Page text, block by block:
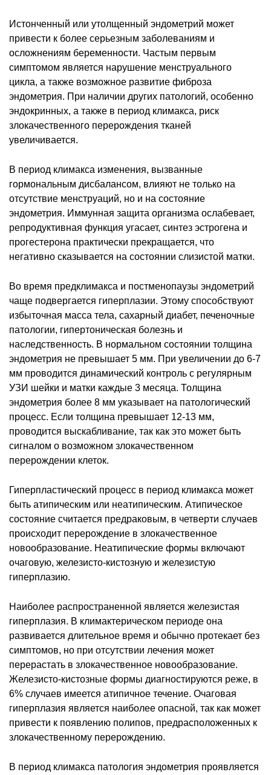
Истонченный или утолщенный эндометрий может
привести к более серьезным заболеваниям и
осложнениям беременности. Частым первым
симптомом является нарушение менструального
цикла, а также возможное развитие фиброза
эндометрия. При наличии других патологий, особенно
эндокринных, а также в период климакса, риск
злокачественного перерождения тканей
увеличивается.
В период климакса изменения, вызванные
гормональным дисбалансом, влияют не только на
отсутствие менструаций, но и на состояние
эндометрия. Иммунная защита организма ослабевает,
репродуктивная функция угасает, синтез эстрогена и
прогестерона практически прекращается, что
негативно сказывается на состоянии слизистой матки.
Во время предклимакса и постменопаузы эндометрий
чаще подвергается гиперплазии. Этому способствуют
избыточная масса тела, сахарный диабет, печеночные
патологии, гипертоническая болезнь и
наследственность. В нормальном состоянии толщина
эндометрия не превышает 5 мм. При увеличении до 6-7
мм проводится динамический контроль с регулярным
УЗИ шейки и матки каждые 3 месяца. Толщина
эндометрия более 8 мм указывает на патологический
процесс. Если толщина превышает 12-13 мм,
проводится выскабливание, так как это может быть
сигналом о возможном злокачественном
перерождении клеток.
Гиперпластический процесс в период климакса может
быть атипическим или неатипическим. Атипическое
состояние считается предраковым, в четверти случаев
происходит перерождение в злокачественное
новообразование. Неатипические формы включают
очаговую, железисто-кистозную и железистую
гиперплазию.
Наиболее распространенной является железистая
гиперплазия. В климактерическом периоде она
развивается длительное время и обычно протекает без
симптомов, но при отсутствии лечения может
перерастать в злокачественное новообразование.
Железисто-кистозные формы диагностируются реже, в
6% случаев имеется атипичное течение. Очаговая
гиперплазия является наиболее опасной, так как может
привести к появлению полипов, предрасположенных к
злокачественному перерождению.
В период климакса патология эндометрия проявляется